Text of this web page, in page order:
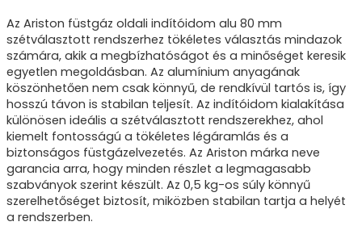
Az Ariston füstgáz oldali indítóidom alu 80 mm
szétválasztott rendszerhez tökéletes választás mindazok
számára, akik a megbízhatóságot és a minőséget keresik
egyetlen megoldásban. Az alumínium anyagának
köszönhetően nem csak könnyű, de rendkívül tartós is, így
hosszú távon is stabilan teljesít. Az indítóidom kialakítása
különösen ideális a szétválasztott rendszerekhez, ahol
kiemelt fontosságú a tökéletes légáramlás és a
biztonságos füstgázelvezetés. Az Ariston márka neve
garancia arra, hogy minden részlet a legmagasabb
szabványok szerint készült. Az 0,5 kg-os súly könnyű
szerelhetőséget biztosít, miközben stabilan tartja a helyét
a rendszerben.